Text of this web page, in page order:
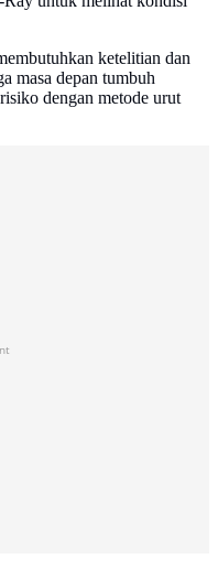
ketelitian dan
masa depan tumbuh
dengan metode urut